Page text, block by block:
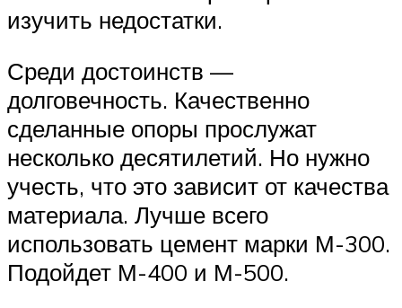
изучить недостатки.
Среди достоинств —
долговечность. Качественно
сделанные опоры прослужат
несколько десятилетий. Но нужно
учесть, что это зависит от качества
материала. Лучше всего
использовать цемент марки М-300.
Подойдет М-400 и М-500.